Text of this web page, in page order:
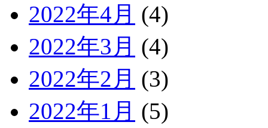
2022年4月 (4)
2022年3月 (4)
2022年2月 (3)
2022年1月 (5)